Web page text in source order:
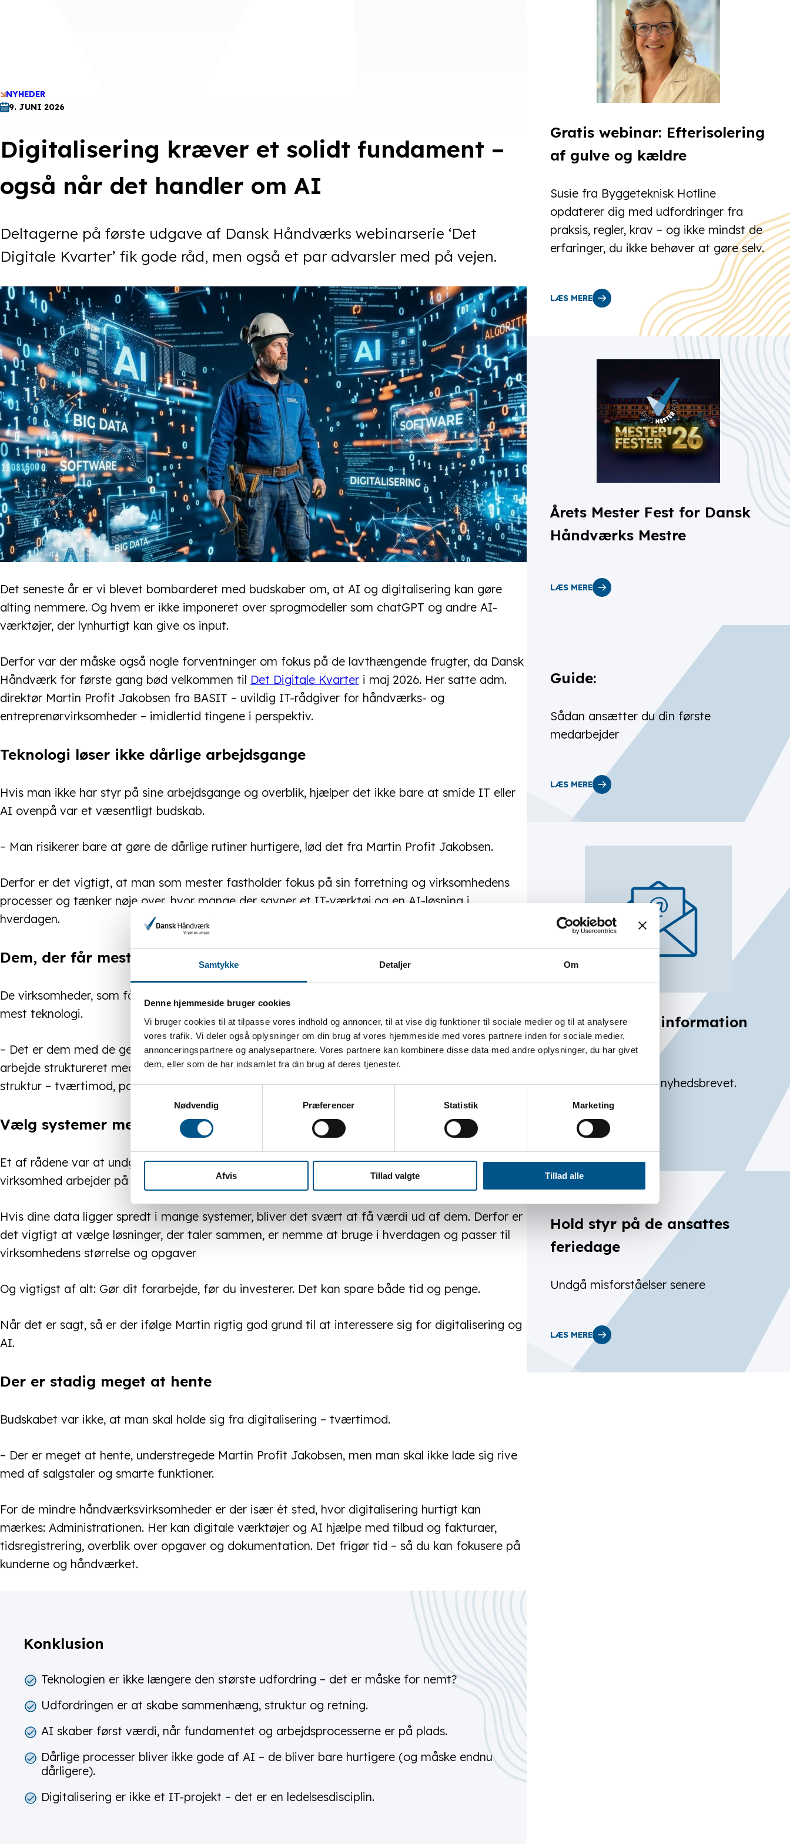
Samtykke Detaljer Om
Denne hjemmeside bruger cookies
Vi bruger cookies til at tilpasse vores indhold og annoncer, til at vise dig funktioner til sociale medier og til at analysere
vores trafik. Vi deler også oplysninger om din brug af vores hjemmeside med vores partnere inden for sociale medier,
annonceringspartnere og analysepartnere. Vores partnere kan kombinere disse data med andre oplysninger, du har givet
dem, eller som de har indsamlet fra din brug af deres tjenester.
Samtykkevalg
Nødvendig
Præferencer Statistik Marketing
Afvis Tillad valgte Tillad alle
NYHEDER
9. JUNI 2026
Digitalisering kræver et solidt fundament –
også når det handler om AI
Deltagerne på første udgave af Dansk Håndværks webinarserie ‘Det
Digitale Kvarter’ fik gode råd, men også et par advarsler med på vejen.
Det seneste år er vi blevet bombarderet med budskaber om, at AI og digitalisering kan gøre
alting nemmere. Og hvem er ikke imponeret over sprogmodeller som chatGPT og andre AI-
værktøjer, der lynhurtigt kan give os input.
Derfor var der måske også nogle forventninger om fokus på de lavthængende frugter, da Dansk
Håndværk for første gang bød velkommen til Det Digitale Kvarter i maj 2026. Her satte adm.
direktør Martin Profit Jakobsen fra BASIT – uvildig IT-rådgiver for håndværks- og
entreprenørvirksomheder – imidlertid tingene i perspektiv.
Teknologi løser ikke dårlige arbejdsgange
Hvis man ikke har styr på sine arbejdsgange og overblik, hjælper det ikke bare at smide IT eller
AI ovenpå var et væsentligt budskab.
– Man risikerer bare at gøre de dårlige rutiner hurtigere, lød det fra Martin Profit Jakobsen.
Derfor er det vigtigt, at man som mester fastholder fokus på sin forretning og virksomhedens
processer og tænker nøje over, hvor mange der savner et IT-værktøj og en AI-løsning i
hverdagen.
Dem, der får mest ud af AI, har styr på grundarbejdet
De virksomheder, som får størst værdi af digitalisering og AI, er ikke nødvendigvis dem med
mest teknologi.
– Det er dem med de gennemarbejdede arbejdsprocesser, tydelig ansvarsfordeling og evne til at
arbejde struktureret med egne data. AI og digitalisering ændrer ikke behovet for ledelse og
struktur – tværtimod, pointerede Martin.
Vælg systemer med omtanke
Et af rådene var at undgå at hoppe fra løsning til løsning. IT skal passe til den måde, din
virksomhed arbejder på – ikke omvendt.
Hvis dine data ligger spredt i mange systemer, bliver det svært at få værdi ud af dem. Derfor er
det vigtigt at vælge løsninger, der taler sammen, er nemme at bruge i hverdagen og passer til
virksomhedens størrelse og opgaver
Og vigtigst af alt: Gør dit forarbejde, før du investerer. Det kan spare både tid og penge.
Når det er sagt, så er der ifølge Martin rigtig god grund til at interessere sig for digitalisering og
AI.
Der er stadig meget at hente
Budskabet var ikke, at man skal holde sig fra digitalisering – tværtimod.
– Der er meget at hente, understregede Martin Profit Jakobsen, men man skal ikke lade sig rive
med af salgstaler og smarte funktioner.
For de mindre håndværksvirksomheder er der især ét sted, hvor digitalisering hurtigt kan
mærkes: Administrationen. Her kan digitale værktøjer og AI hjælpe med tilbud og fakturaer,
tidsregistrering, overblik over opgaver og dokumentation. Det frigør tid – så du kan fokusere på
kunderne og håndværket.
Konklusion
Teknologien er ikke længere den største udfordring – det er måske for nemt?
Udfordringen er at skabe sammenhæng, struktur og retning.
AI skaber først værdi, når fundamentet og arbejdsprocesserne er på plads.
Dårlige processer bliver ikke gode af AI – de bliver bare hurtigere (og måske endnu
dårligere).
Digitalisering er ikke et IT-projekt – det er en ledelsesdisciplin.
Gratis webinar: Efterisolering
af gulve og kældre
Susie fra Byggeteknisk Hotline
opdaterer dig med udfordringer fra
praksis, regler, krav – og ikke mindst de
erfaringer, du ikke behøver at gøre selv.
LÆS MERE
Årets Mester Fest for Dansk
Håndværks Mestre
LÆS MERE
Guide:
Sådan ansætter du din første
medarbejder
LÆS MERE
Få nyheder og information
hver 14. dag
Alle kan tilmelde sig nyhedsbrevet.
LÆS MERE
Hold styr på de ansattes
feriedage
Undgå misforståelser senere
LÆS MERE